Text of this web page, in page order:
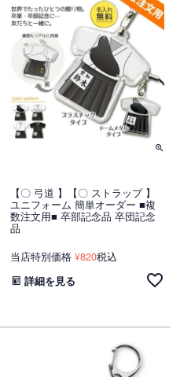
【〇 弓道 】【〇 ストラップ 】
ユニフォーム 簡単オーダー ■複
数注文用■ 卒部記念品 卒団記念
品
当店特別価格 ¥820税込
詳細を見る